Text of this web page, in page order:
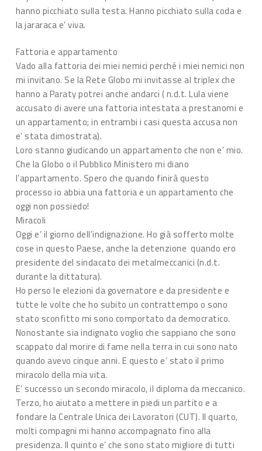
hanno picchiato sulla testa. Hanno picchiato sulla coda e
la jararaca e’ viva.
Fattoria e appartamento
Vado alla fattoria dei miei nemici perché i miei nemici non
mi invitano. Se la Rete Globo mi invitasse al triplex che
hanno a Paraty potrei anche andarci ( n.d.t. Lula viene
accusato di avere una fattoria intestata a prestanomi e
un appartamento; in entrambi i casi questa accusa non
e’ stata dimostrata).
Loro stanno giudicando un appartamento che non e’ mio.
Che la Globo o il Pubblico Ministero mi diano
l’appartamento. Spero che quando finirà questo
processo io abbia una fattoria e un appartamento che
oggi non possiedo!
Miracoli
Oggi e’ il giorno dell’indignazione. Ho già sofferto molte
cose in questo Paese, anche la detenzione quando ero
presidente del sindacato dei metalmeccanici (n.d.t.
durante la dittatura).
Ho perso le elezioni da governatore e da presidente e
tutte le volte che ho subito un contrattempo o sono
stato sconfitto mi sono comportato da democratico.
Nonostante sia indignato voglio che sappiano che sono
scappato dal morire di fame nella terra in cui sono nato
quando avevo cinque anni. E questo e’ stato il primo
miracolo della mia vita.
E’ successo un secondo miracolo, il diploma da meccanico.
Terzo, ho aiutato a mettere in piedi un partito e a
fondare la Centrale Unica dei Lavoratori (CUT). Il quarto,
molti compagni mi hanno accompagnato fino alla
presidenza. Il quinto e’ che sono stato migliore di tutti